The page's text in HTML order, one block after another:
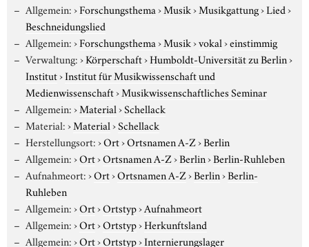
Allgemein:›Forschungsthema›Musik›Musikgattung›Lied›
Beschneidungslied
Allgemein:›Forschungsthema›Musik›vokal›einstimmig
Verwaltung:›Körperschaft›Humboldt-Universität zu Berlin›
Institut›Institut für Musikwissenschaft und
Medienwissenschaft›Musikwissenschaftliches Seminar
Allgemein:›Material›Schellack
Material:›Material›Schellack
Herstellungsort:›Ort›Ortsnamen A-Z›Berlin
Allgemein:›Ort›Ortsnamen A-Z›Berlin›Berlin-Ruhleben
Aufnahmeort:›Ort›Ortsnamen A-Z›Berlin›Berlin-
Ruhleben
Allgemein:›Ort›Ortstyp›Aufnahmeort
Allgemein:›Ort›Ortstyp›Herkunftsland
Allgemein:›Ort›Ortstyp›Internierungslager